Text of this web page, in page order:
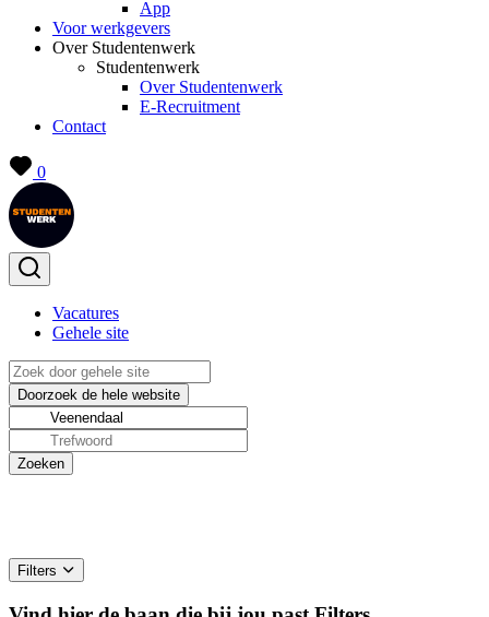
App
Voor werkgevers
Over Studentenwerk
Studentenwerk
Over Studentenwerk
E-Recruitment
Contact
0
Vacatures
Gehele site
Filters